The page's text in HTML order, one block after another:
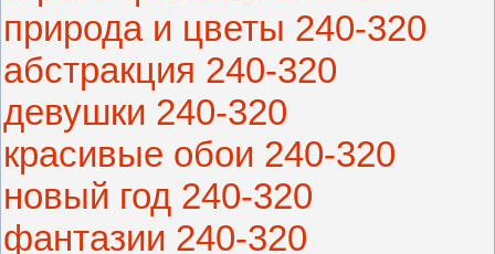
природа и цветы 240-320
абстракция 240-320
девушки 240-320
красивые обои 240-320
новый год 240-320
фантазии 240-320